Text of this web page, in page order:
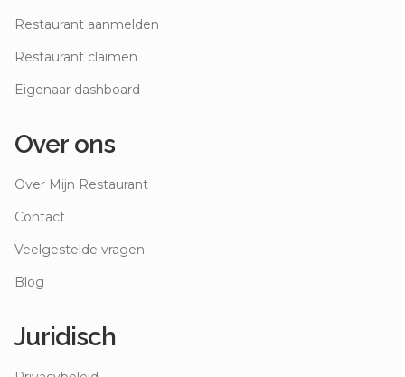
Restaurant aanmelden
Restaurant claimen
Eigenaar dashboard
Over ons
Over Mijn Restaurant
Contact
Veelgestelde vragen
Blog
Juridisch